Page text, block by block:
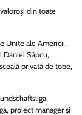
din toate
Unite ale Americii,
Daniel Sâpcu,
privată de tobe,
proiect manager și